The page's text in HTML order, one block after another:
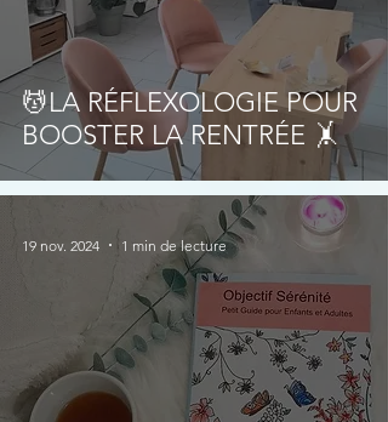
💆LA RÉFLEXOLOGIE POUR
BOOSTER LA RENTRÉE 🤸
19 nov. 2024 1 min de lecture